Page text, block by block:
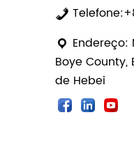
Endereço:
Boye
de Hebei